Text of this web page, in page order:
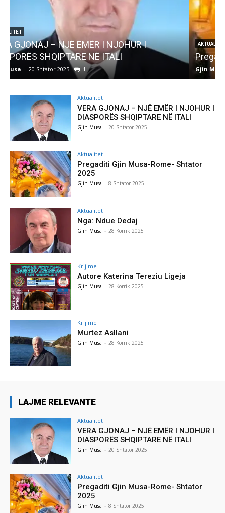
AKTUALITET
Pregaditi Gjin Musa-Rome- Shtator 2025
Gjin Musa - 8 Shtator 2025
Aktualitet
VERA GJONAJ – NJË EMËR I NJOHUR I
DIASPORËS SHQIPTARE NË ITALI
Gjin Musa - 20 Shtator 2025
Aktualitet
Pregaditi Gjin Musa-Rome- Shtator
2025
Gjin Musa - 8 Shtator 2025
Aktualitet
Nga: Ndue Dedaj
Gjin Musa - 28 Korrik 2025
Krijime
Autore Katerina Tereziu Ligeja
Gjin Musa - 28 Korrik 2025
Krijime
Murtez Asllani
Gjin Musa - 28 Korrik 2025
LAJME RELEVANTE
Aktualitet
VERA GJONAJ – NJË EMËR I NJOHUR I
DIASPORËS SHQIPTARE NË ITALI
Gjin Musa - 20 Shtator 2025
Aktualitet
Pregaditi Gjin Musa-Rome- Shtator
2025
Gjin Musa - 8 Shtator 2025